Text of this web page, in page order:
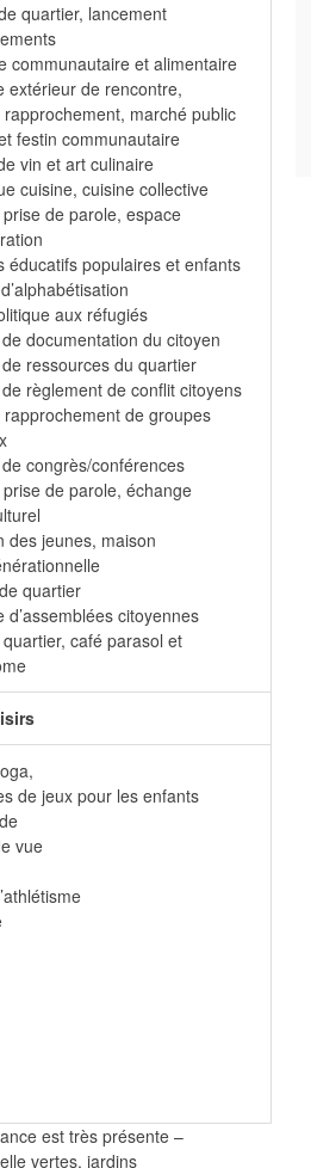
quartier, lancement
communautaire et alimentaire
extérieur de rencontre,
rapprochement, marché public
festin communautaire
vin et art culinaire
cuisine, cuisine collective
de parole, espace
éducatifs populaires et enfants
aux réfugiés
documentation du citoyen
ressources du quartier
règlement de conflit citoyens
rapprochement de groupes
congrès/conférences
de parole, échange
des jeunes, maison
quartier
d’assemblées citoyennes
café parasol et
de jeux pour les enfants
vue
est très présente –
vertes, jardins